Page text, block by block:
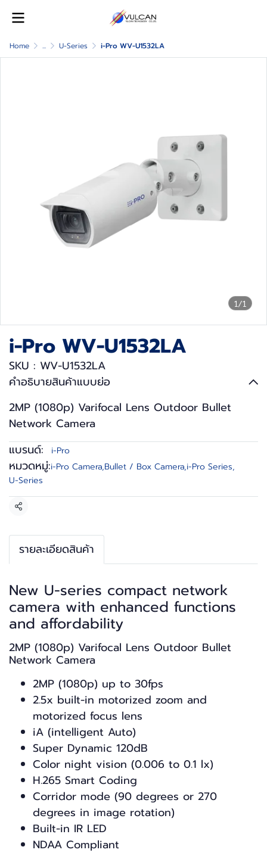
Home ... U-Series i-Pro WV-U1532LA
1/1
i-Pro WV-U1532LA
SKU : WV-U1532LA
คำอธิบายสินค้าแบบย่อ
2MP (1080p) Varifocal Lens Outdoor Bullet
Network Camera
แบรนด์:
i-Pro
หมวดหมู่:i-Pro Camera,Bullet / Box Camera,i-Pro Series,
U-Series
แชร์
รายละเอียดสินค้า
New U-series compact network
camera with enhanced functions
and affordability
2MP (1080p) Varifocal Lens Outdoor Bullet
Network Camera
2MP (1080p) up to 30fps
2.5x built-in motorized zoom and
motorized focus lens
iA (intelligent Auto)
Super Dynamic 120dB
Color night vision (0.006 to 0.1 lx)
H.265 Smart Coding
Corridor mode (90 degrees or 270
degrees in image rotation)
Built-in IR LED
NDAA Compliant